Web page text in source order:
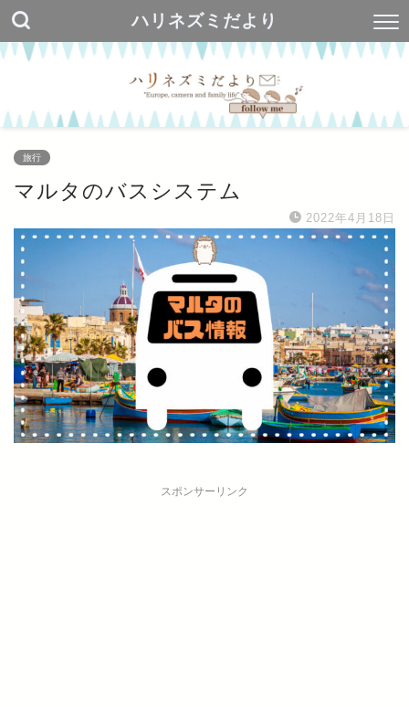
ハリネズミだより
旅行
マルタのバスシステム
2022年4月18日
スポンサーリンク